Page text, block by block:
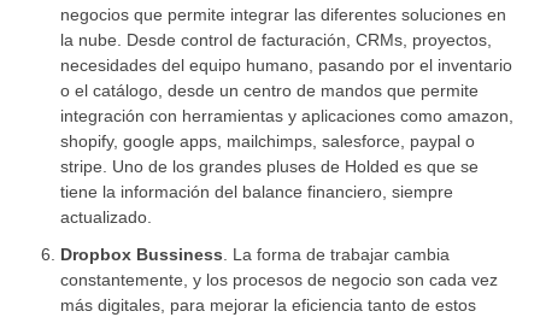
negocios que permite integrar las diferentes soluciones en
la nube. Desde control de facturación, CRMs, proyectos,
necesidades del equipo humano, pasando por el inventario
o el catálogo, desde un centro de mandos que permite
integración con herramientas y aplicaciones como amazon,
shopify, google apps, mailchimps, salesforce, paypal o
stripe. Uno de los grandes pluses de Holded es que se
tiene la información del balance financiero, siempre
actualizado.
Dropbox Bussiness . La forma de trabajar cambia
constantemente, y los procesos de negocio son cada vez
más digitales, para mejorar la eficiencia tanto de estos